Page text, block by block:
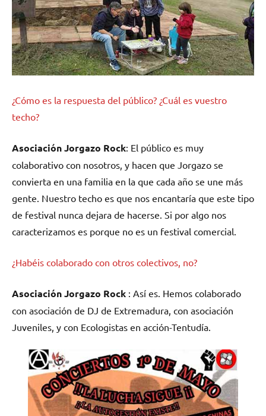
¿Cómo es la respuesta del público? ¿Cuál es vuestro
techo?
Asociación Jorgazo Rock: El público es muy
colaborativo con nosotros, y hacen que Jorgazo se
convierta en una familia en la que cada año se une más
gente. Nuestro techo es que nos encantaría que este tipo
de festival nunca dejara de hacerse. Si por algo nos
caracterizamos es porque no es un festival comercial.
¿Habéis colaborado con otros colectivos, no?
Asociación Jorgazo Rock : Así es. Hemos colaborado
con asociación de DJ de Extremadura, con asociación
Juveniles, y con Ecologistas en acción-Tentudía.